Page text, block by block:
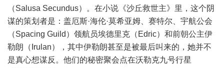
（Salusa Secundus）。在小说《沙丘救世主》里，这个阴
谋的策划者是：盖厄斯·海伦·莫希亚姆、赛特尔、宇航公会
（Spacing Guild）领航员埃德里克（Edric）和前朝公主伊
勒朗（Irulan），其中伊勒朗甚至是被最后叫来的，她并不
是真心想谋反。他们的秘密聚会点在沃勒克九号行星